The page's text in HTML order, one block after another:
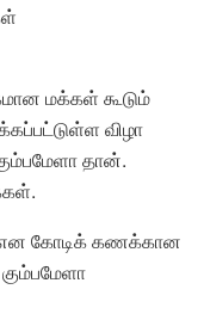
மக்கள் கூடும்
விழா
தான்.
கோடிக் கணக்கான